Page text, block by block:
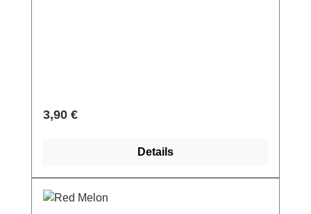
Regulärer Preis:
3,90 €
Details